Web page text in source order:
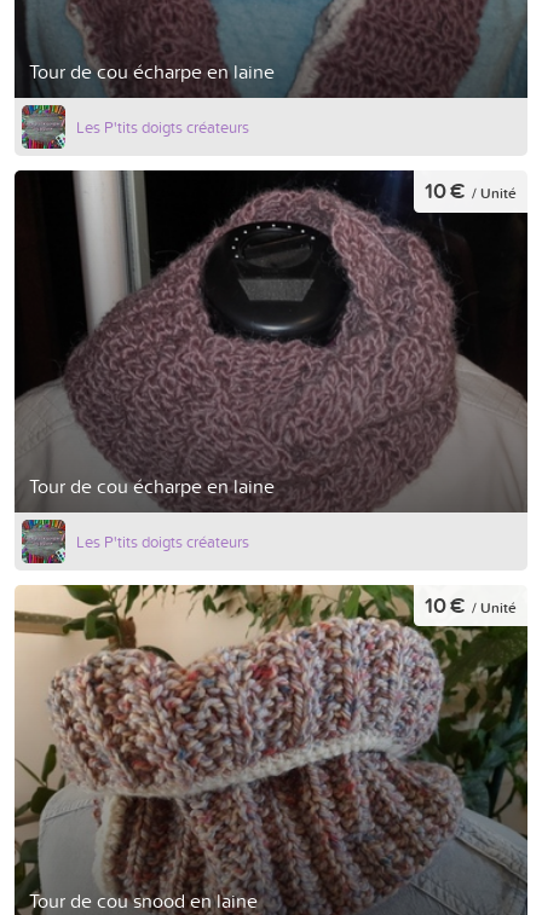
Tour de cou écharpe en laine
Les P'tits doigts créateurs
Tour de cou écharpe en laine
10 € / Unité
Les P'tits doigts créateurs
Tour de cou snood en laine
10 € / Unité